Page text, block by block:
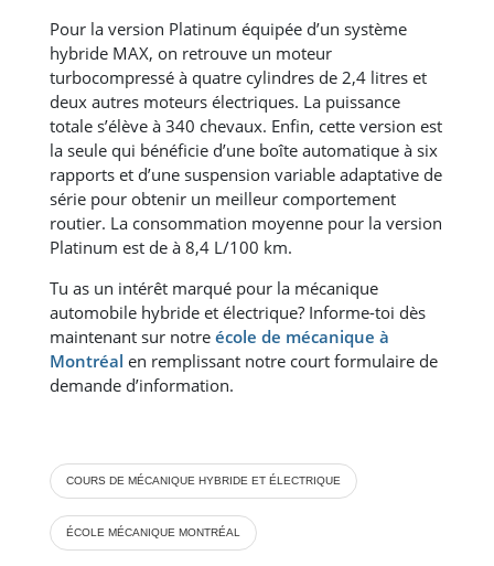
Pour la version Platinum équipée d’un système
hybride MAX, on retrouve un moteur
turbocompressé à quatre cylindres de 2,4 litres et
deux autres moteurs électriques. La puissance
totale s’élève à 340 chevaux. Enfin, cette version est
la seule qui bénéficie d’une boîte automatique à six
rapports et d’une suspension variable adaptative de
série pour obtenir un meilleur comportement
routier. La consommation moyenne pour la version
Platinum est de à 8,4 L/100 km.
Tu as un intérêt marqué pour la mécanique
automobile hybride et électrique? Informe-toi dès
maintenant sur notre école de mécanique à
Montréal en remplissant notre court formulaire de
demande d’information.
COURS DE MÉCANIQUE HYBRIDE ET ÉLECTRIQUE
ÉCOLE MÉCANIQUE MONTRÉAL